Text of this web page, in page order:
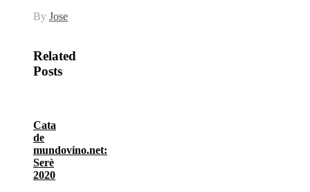
By Jose
Related
Posts
Cata
de
mundovino.net:
Serè
2020